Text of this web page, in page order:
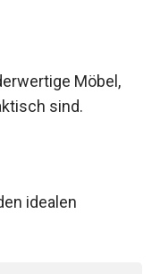
Möbel,
sind.
idealen